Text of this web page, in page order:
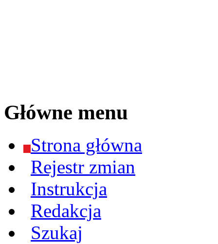
Główne menu
Strona główna
Rejestr zmian
Instrukcja
Redakcja
Szukaj